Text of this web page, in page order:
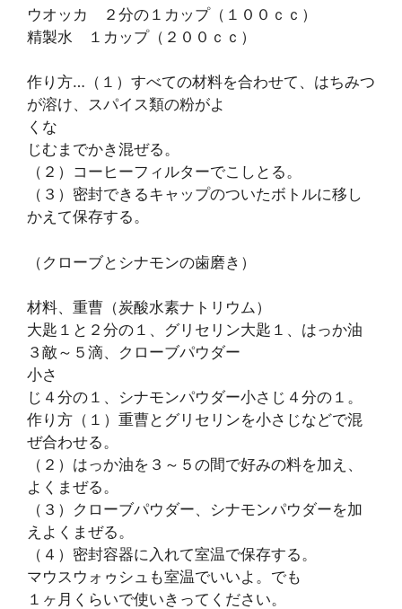
ウオッカ ２分の１カップ（１００ｃｃ）
精製水 １カップ（２００ｃｃ）
作り方…（１）すべての材料を合わせて、はちみつ
が溶け、スパイス類の粉がよ
くな
じむまでかき混ぜる。
（２）コーヒーフィルターでこしとる。
（３）密封できるキャップのついたボトルに移し
かえて保存する。
（クローブとシナモンの歯磨き）
材料、重曹（炭酸水素ナトリウム）
大匙１と２分の１、グリセリン大匙１、はっか油
３敵～５滴、クローブパウダー
小さ
じ４分の１、シナモンパウダー小さじ４分の１。
作り方（１）重曹とグリセリンを小さじなどで混
ぜ合わせる。
（２）はっか油を３～５の間で好みの料を加え、
よくまぜる。
（３）クローブパウダー、シナモンパウダーを加
えよくまぜる。
（４）密封容器に入れて室温で保存する。
マウスウォゥシュも室温でいいよ。でも
１ヶ月くらいで使いきってください。